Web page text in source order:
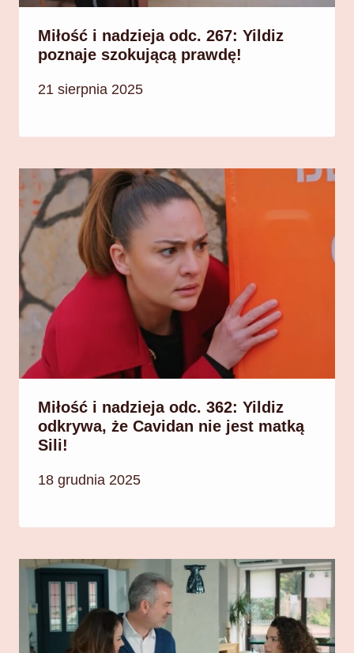
Miłość i nadzieja odc. 267: Yildiz
poznaje szokującą prawdę!
21 sierpnia 2025
Miłość i nadzieja odc. 362: Yildiz
odkrywa, że Cavidan nie jest matką
Sili!
18 grudnia 2025